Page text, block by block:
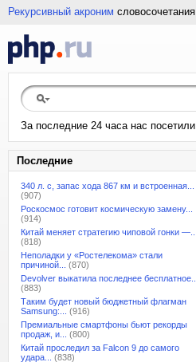
Рекурсивный акроним словосочетания
За последние 24 часа нас посетили
Последние
340 л. с, запас хода 867 км и встроенная...
(907)
Роскосмос готовит космическую замену...
(914)
Китай меняет стратегию чиповой гонки —...
(818)
Неполадки у «Ростелекома» стали
причиной...
(870)
Devolver выкатила последнее бесплатное...
(883)
Таким будет новый бюджетный флагман
Samsung:...
(916)
Премиальные смартфоны бьют рекорды
продаж, и...
(800)
Китай проследил за Falcon 9 до самого
удара...
(838)